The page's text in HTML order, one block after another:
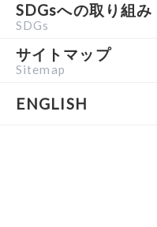
SDGsへの取り組み
SDGs
サイトマップ
Sitemap
ENGLISH